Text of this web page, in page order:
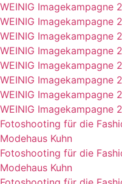
WEINIG Imagekampagne
WEINIG Imagekampagne
WEINIG Imagekampagne
WEINIG Imagekampagne
WEINIG Imagekampagne
WEINIG Imagekampagne
WEINIG Imagekampagne
WEINIG Imagekampagne
Fotoshooting für die
Modehaus Kuhn
Fotoshooting für die
Modehaus Kuhn